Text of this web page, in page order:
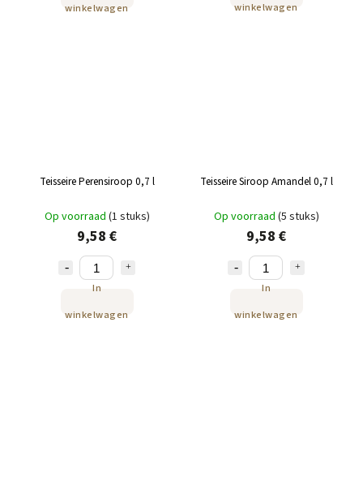
winkelwagen
winkelwagen
Teisseire Perensiroop 0,7 l
Op voorraad (1 stuks)
9,58 €
In
winkelwagen
Teisseire Siroop Amandel 0,7 l
Op voorraad (5 stuks)
9,58 €
In
winkelwagen